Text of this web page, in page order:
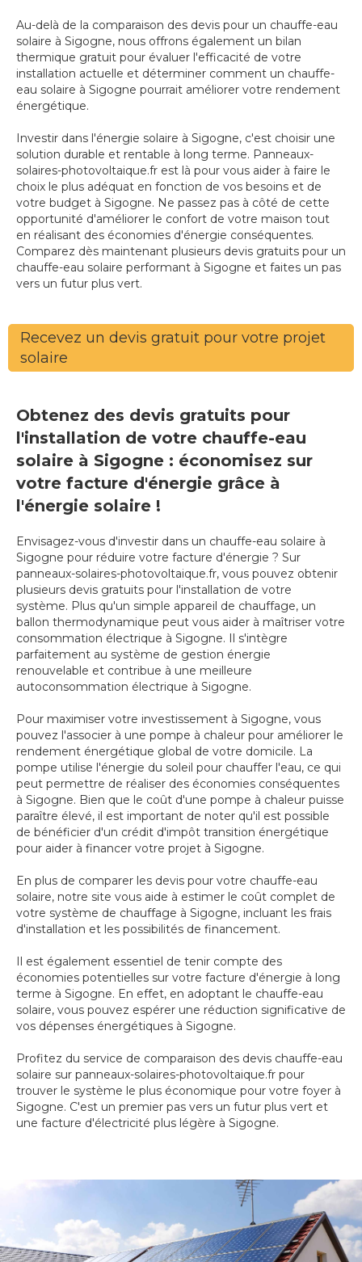
Au-delà de la comparaison des devis pour un chauffe-eau
solaire à Sigogne, nous offrons également un bilan
thermique gratuit pour évaluer l'efficacité de votre
installation actuelle et déterminer comment un chauffe-
eau solaire à Sigogne pourrait améliorer votre rendement
énergétique.
Investir dans l'énergie solaire à Sigogne, c'est choisir une
solution durable et rentable à long terme. Panneaux-
solaires-photovoltaique.fr est là pour vous aider à faire le
choix le plus adéquat en fonction de vos besoins et de
votre budget à Sigogne. Ne passez pas à côté de cette
opportunité d'améliorer le confort de votre maison tout
en réalisant des économies d'énergie conséquentes.
Comparez dès maintenant plusieurs devis gratuits pour un
chauffe-eau solaire performant à Sigogne et faites un pas
vers un futur plus vert.
Recevez un devis gratuit pour votre projet
solaire
Obtenez des devis gratuits pour
l'installation de votre chauffe-eau
solaire à Sigogne : économisez sur
votre facture d'énergie grâce à
l'énergie solaire !
Envisagez-vous d'investir dans un chauffe-eau solaire à
Sigogne pour réduire votre facture d'énergie ? Sur
panneaux-solaires-photovoltaique.fr, vous pouvez obtenir
plusieurs devis gratuits pour l'installation de votre
système. Plus qu'un simple appareil de chauffage, un
ballon thermodynamique peut vous aider à maîtriser votre
consommation électrique à Sigogne. Il s'intègre
parfaitement au système de gestion énergie
renouvelable et contribue à une meilleure
autoconsommation électrique à Sigogne.
Pour maximiser votre investissement à Sigogne, vous
pouvez l'associer à une pompe à chaleur pour améliorer le
rendement énergétique global de votre domicile. La
pompe utilise l'énergie du soleil pour chauffer l'eau, ce qui
peut permettre de réaliser des économies conséquentes
à Sigogne. Bien que le coût d'une pompe à chaleur puisse
paraître élevé, il est important de noter qu'il est possible
de bénéficier d'un crédit d'impôt transition énergétique
pour aider à financer votre projet à Sigogne.
En plus de comparer les devis pour votre chauffe-eau
solaire, notre site vous aide à estimer le coût complet de
votre système de chauffage à Sigogne, incluant les frais
d'installation et les possibilités de financement.
Il est également essentiel de tenir compte des
économies potentielles sur votre facture d'énergie à long
terme à Sigogne. En effet, en adoptant le chauffe-eau
solaire, vous pouvez espérer une réduction significative de
vos dépenses énergétiques à Sigogne.
Profitez du service de comparaison des devis chauffe-eau
solaire sur panneaux-solaires-photovoltaique.fr pour
trouver le système le plus économique pour votre foyer à
Sigogne. C'est un premier pas vers un futur plus vert et
une facture d'électricité plus légère à Sigogne.